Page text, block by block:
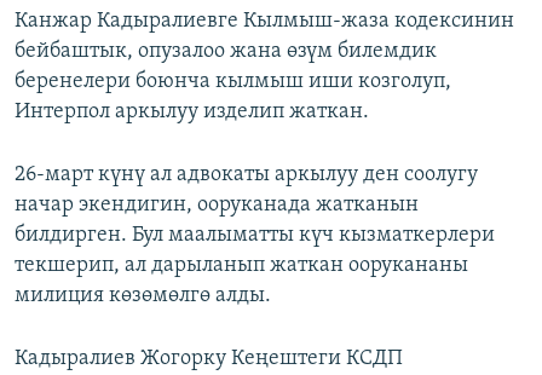
АЗАТТЫК+
ЫҢГАЙСЫЗ СУРООЛОР
Канжар Кадыралиевге Кылмыш-жаза кодексинин
бейбаштык, опузалоо жана өзүм билемдик
беренелери боюнча кылмыш иши козголуп,
Интерпол аркылуу изделип жаткан.
26-март күнү ал адвокаты аркылуу ден соолугу
начар экендигин, ооруканада жатканын
билдирген. Бул маалыматты күч кызматкерлери
текшерип, ал дарыланып жаткан оорукананы
милиция көзөмөлгө алды.
Кадыралиев Жогорку Кеңештеги КСДП